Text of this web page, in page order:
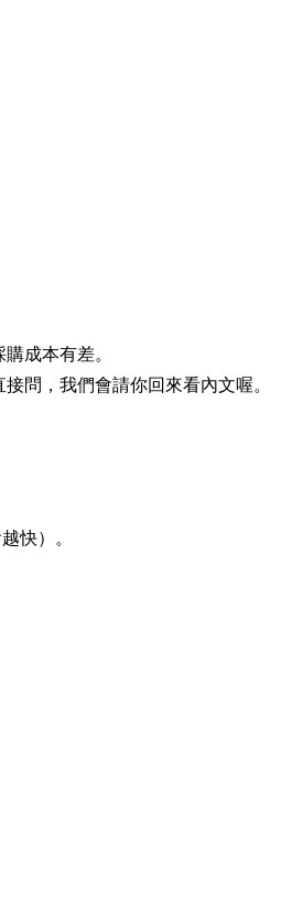
成本有差。
問，我們會請你回來看內文喔。
快）。